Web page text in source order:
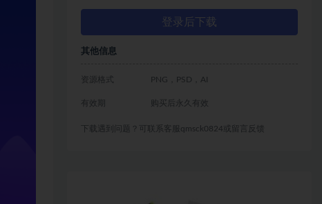
登录后下载
其他信息
资源格式 PNG，PSD，AI
有效期 购买后永久有效
下载遇到问题？可联系客服qmsck0824或留言反馈